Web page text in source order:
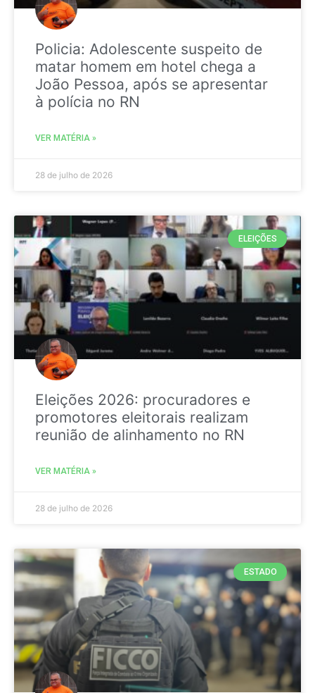
Policia: Adolescente suspeito de
matar homem em hotel chega a
João Pessoa, após se apresentar
à polícia no RN
VER MATÉRIA »
28 de julho de 2026
ELEIÇÕES
Eleições 2026: procuradores e
promotores eleitorais realizam
reunião de alinhamento no RN
VER MATÉRIA »
28 de julho de 2026
ESTADO